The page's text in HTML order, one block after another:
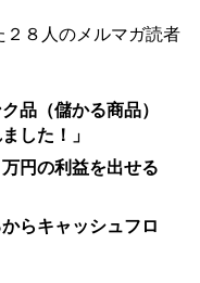
８人のメルマガ読者
品（儲かる商品）
した！」
円の利益を出せる
らキャッシュフロ